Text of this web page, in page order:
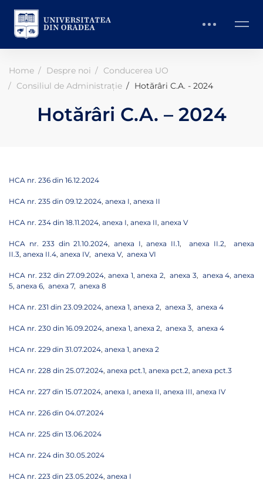
Home Despre noi
Conducerea UO
Consiliul de Administrație
Hotărâri C.A. - 2024
Hotărâri C.A. – 2024
HCA nr. 236 din 16.12.2024
HCA nr. 235 din 09.12.2024, anexa I, anexa II
HCA nr. 234 din 18.11.2024, anexa I, anexa II, anexa V
HCA nr. 233 din 21.10.2024,anexa I,anexa II.1,anexa II.2,anexa
II.3, anexa II.4, anexa IV, anexa V, anexa VI
HCA nr. 232 din 27.09.2024,anexa 1,anexa 2,anexa 3, anexa 4,anexa
5, anexa 6, anexa 7, anexa 8
HCA nr. 231 din 23.09.2024, anexa 1, anexa 2, anexa 3, anexa 4
HCA nr. 230 din 16.09.2024, anexa 1, anexa 2, anexa 3, anexa 4
HCA nr. 229 din 31.07.2024, anexa 1, anexa 2
HCA nr. 228 din 25.07.2024, anexa pct.1, anexa pct.2, anexa pct.3
HCA nr. 227 din 15.07.2024, anexa I, anexa II, anexa III, anexa IV
HCA nr. 226 din 04.07.2024
HCA nr. 225 din 13.06.2024
HCA nr. 224 din 30.05.2024
HCA nr. 223 din 23.05.2024, anexa I